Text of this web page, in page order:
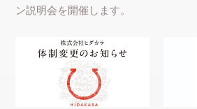
ン説明会を開催します。